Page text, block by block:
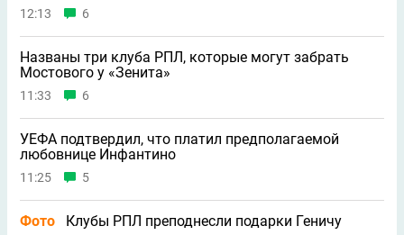
12:13 6
Названы три клуба РПЛ, которые могут забрать
Мостового у «Зенита»
11:33 6
УЕФА подтвердил, что платил предполагаемой
любовнице Инфантино
11:25 5
Фото Клубы РПЛ преподнесли подарки Геничу